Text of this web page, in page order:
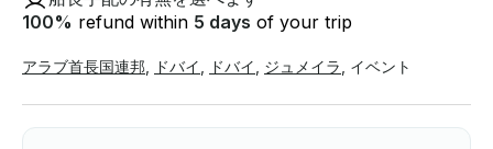
100% refund within 5 days of your trip
アラブ首長国連邦 ドバイ ドバイ ジュメイラ イベント